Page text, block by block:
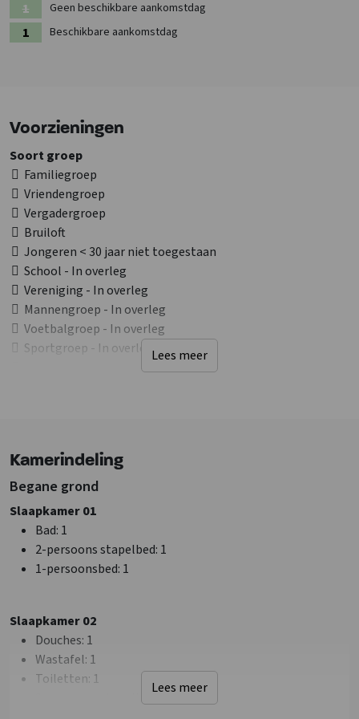
Bekijk ook de andere
Geen beschikbare aankomstdag
Beschikbare aankomstdag
Voorzieningen
Landelijk
Bosrijke omgeving
Faciliteiten (Buiten)
Terras
Muziek buiten toegestaan
Barbecueën toegestaan
Trampoline
Sanitair
Douches: 15
Soort groep
Familiegroep
Vriendengroep
Vergadergroep
Bruiloft
Jongeren < 30 jaar niet toegestaan
School - In overleg
Vereniging - In overleg
Mannengroep - In overleg
Voetbalgroep - In overleg
Sportgroep - In overleg
Jongeren < 25 jaar - In overleg
Lees meer
Kamerindeling
Begane grond
Slaapkamer 01
Bad: 1
2-persoons stapelbed: 1
1-persoonsbed: 1
Slaapkamer 02
Douches: 1
Wastafel: 1
Toiletten: 1
2-persoons stapelbed
Lees meer